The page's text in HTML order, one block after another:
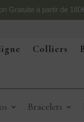
Gratuite à partir de
Colliers
Bracelets